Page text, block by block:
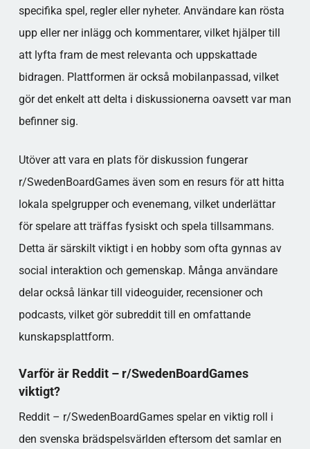
specifika spel, regler eller nyheter. Användare kan rösta
upp eller ner inlägg och kommentarer, vilket hjälper till
att lyfta fram de mest relevanta och uppskattade
bidragen. Plattformen är också mobilanpassad, vilket
gör det enkelt att delta i diskussionerna oavsett var man
befinner sig.
Utöver att vara en plats för diskussion fungerar
r/SwedenBoardGames även som en resurs för att hitta
lokala spelgrupper och evenemang, vilket underlättar
för spelare att träffas fysiskt och spela tillsammans.
Detta är särskilt viktigt i en hobby som ofta gynnas av
social interaktion och gemenskap. Många användare
delar också länkar till videoguider, recensioner och
podcasts, vilket gör subreddit till en omfattande
kunskapsplattform.
Varför är Reddit – r/SwedenBoardGames
viktigt?
Reddit – r/SwedenBoardGames spelar en viktig roll i
den svenska brädspelsvärlden eftersom det samlar en